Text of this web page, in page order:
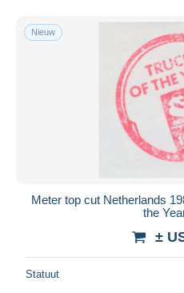
Nieuw
Meter top cut Netherlands
the
±
Statuut